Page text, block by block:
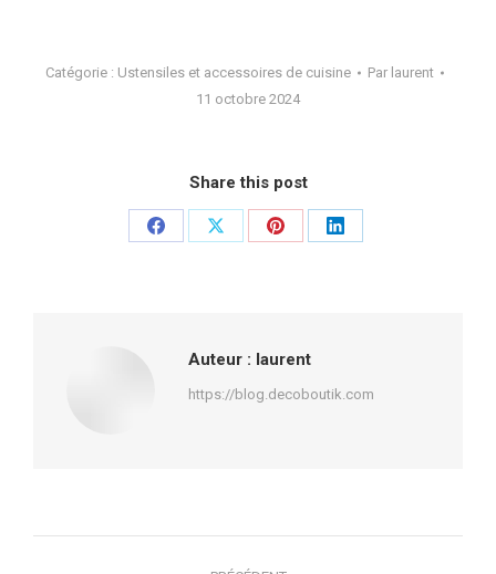
Catégorie : Ustensiles et accessoires de cuisine Par laurent
11 octobre 2024
Share this post
PartagerPartagerPartagerPartager
Auteur : laurent
https://blog.decoboutik.com